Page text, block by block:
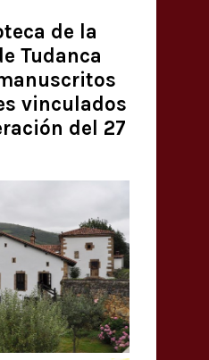
de la
Tudanca
vinculados
del 27